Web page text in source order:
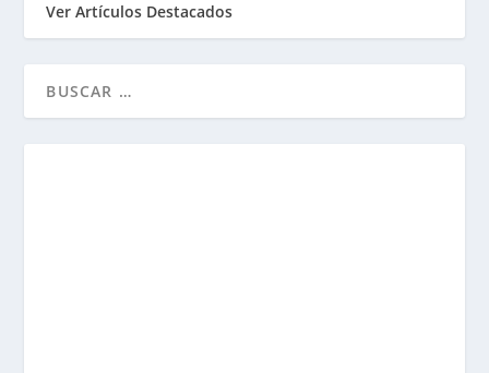
Ver Artículos Destacados